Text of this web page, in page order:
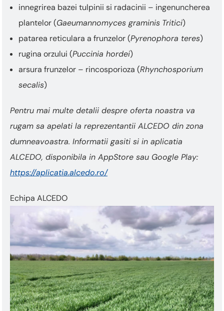
innegrirea bazei tulpinii si radacinii – ingenuncherea
plantelor (Gaeumannomyces graminis Tritici)
patarea reticulara a frunzelor (Pyrenophora teres)
rugina orzului (Puccinia hordei)
arsura frunzelor – rincosporioza (Rhynchosporium
secalis)
Pentru mai multe detalii despre oferta noastra va
rugam sa apelati la reprezentantii ALCEDO din zona
dumneavoastra. Informatii gasiti si in aplicatia
ALCEDO, disponibila in AppStore sau Google Play:
https://aplicatia.alcedo.ro/
Echipa ALCEDO